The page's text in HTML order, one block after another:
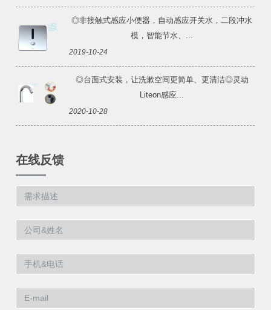
◎非接触式感应小便器，自动感应开关水，二段冲水
模，智能节水、...
2019-10-24
◎台面式安装，让洗漱空间更简单、更清洁◎灵动
Liteon感应...
2020-10-28
在线反馈